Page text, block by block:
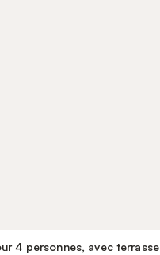
4 personnes, avec terrasse